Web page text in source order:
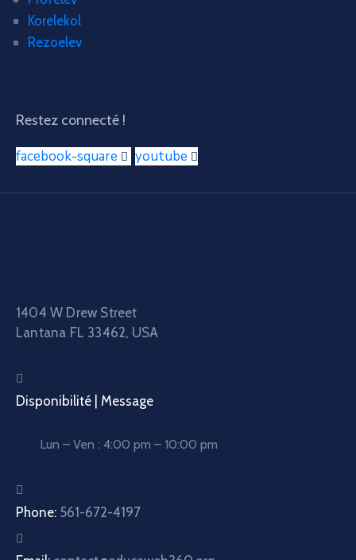
Korelekol
Rezoelev
Restez connecté !
facebook-square youtube
1404 W Drew Street
Lantana FL 33462, USA
Disponibilité | Message
Lun – Ven : 4:00 pm – 10:00 pm
Phone: 561-672-4197